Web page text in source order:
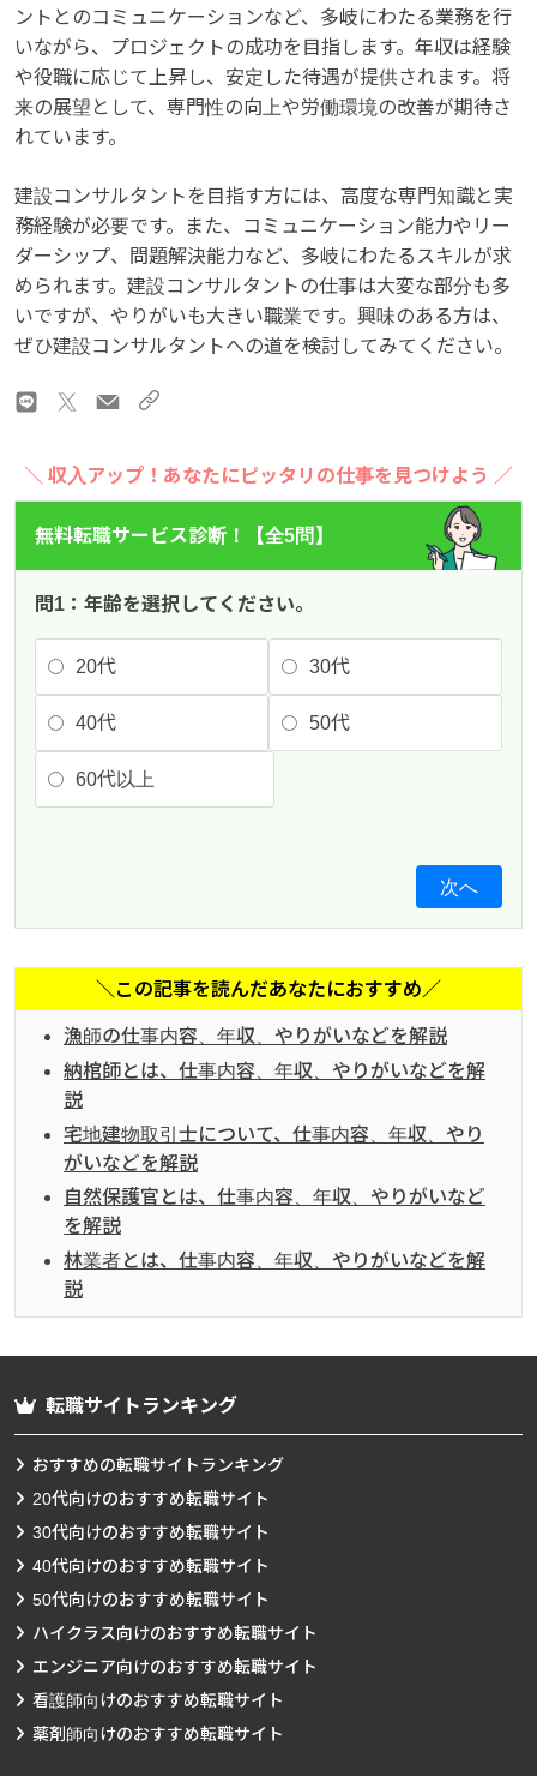
ントとのコミュニケーションなど、多岐にわたる業務を行
いながら、プロジェクトの成功を目指します。年収は経験
や役職に応じて上昇し、安定した待遇が提供されます。将
来の展望として、専門性の向上や労働環境の改善が期待さ
れています。
建設コンサルタントを目指す方には、高度な専門知識と実
務経験が必要です。また、コミュニケーション能力やリー
ダーシップ、問題解決能力など、多岐にわたるスキルが求
められます。建設コンサルタントの仕事は大変な部分も多
いですが、やりがいも大きい職業です。興味のある方は、
ぜひ建設コンサルタントへの道を検討してみてください。
＼ 収入アップ！あなたにピッタリの仕事を見つけよう ／
無料転職サービス診断！【全5問】
問1：年齢を選択してください。
20代 30代
40代 50代
60代以上
次へ
＼この記事を読んだあなたにおすすめ／
漁師の仕事内容、年収、やりがいなどを解説
納棺師とは、仕事内容、年収、やりがいなどを解
説
宅地建物取引士について、仕事内容、年収、やり
がいなどを解説
自然保護官とは、仕事内容、年収、やりがいなど
を解説
林業者とは、仕事内容、年収、やりがいなどを解
説
転職サイトランキング
おすすめの転職サイトランキング
20代向けのおすすめ転職サイト
30代向けのおすすめ転職サイト
40代向けのおすすめ転職サイト
50代向けのおすすめ転職サイト
ハイクラス向けのおすすめ転職サイト
エンジニア向けのおすすめ転職サイト
看護師向けのおすすめ転職サイト
薬剤師向けのおすすめ転職サイト